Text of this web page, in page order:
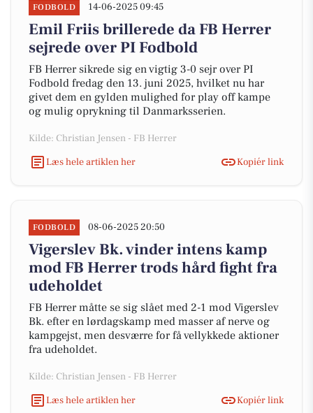
FODBOLD 14-06-2025 09:45
Emil Friis brillerede da FB Herrer
sejrede over PI Fodbold
FB Herrer sikrede sig en vigtig 3-0 sejr over PI
Fodbold fredag den 13. juni 2025, hvilket nu har
givet dem en gylden mulighed for play off kampe
og mulig oprykning til Danmarksserien.
Kilde: Christian Jensen - FB Herrer
Læs hele artiklen her
Kopiér link
FODBOLD 08-06-2025 20:50
Vigerslev Bk. vinder intens kamp
mod FB Herrer trods hård fight fra
udeholdet
FB Herrer måtte se sig slået med 2-1 mod Vigerslev
Bk. efter en lørdagskamp med masser af nerve og
kampgejst, men desværre for få vellykkede aktioner
fra udeholdet.
Kilde: Christian Jensen - FB Herrer
Læs hele artiklen her
Kopiér link